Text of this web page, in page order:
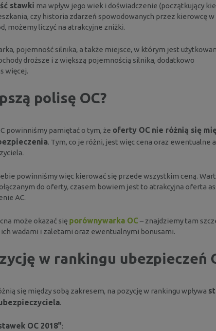
stawki ma wpływ jego wiek i doświadczenie (początkujący
czy historia zdarzeń spowodowanych przez kierowcę w
możemy liczyć na atrakcyjne zniżki.
pojemność silnika, a także miejsce, w którym jest
droższe i z większą pojemnością silnika, dodatkowo
więcej.
polisę OC?
powinniśmy pamiętać o tym, że oferty OC nie różnią się
. Tym, co je różni, jest więc cena oraz ewentualne
powinniśmy więc kierować się przede wszystkim ceną.
do oferty, czasem bowiem jest to atrakcyjna oferta
AC.
może okazać się porównywarka OC– znajdziemy tam
wadami i zaletami oraz ewentualnymi bonusami.
w rankingu ubezpieczeń
się między sobą zakresem, na pozycję w rankingu wpływa
.
OC 2018":